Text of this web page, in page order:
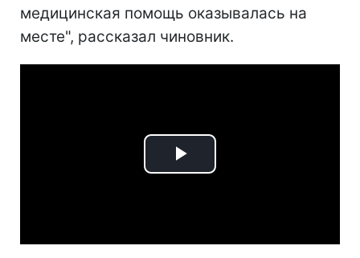
медицинская помощь оказывалась на
месте", рассказал чиновник.
Play